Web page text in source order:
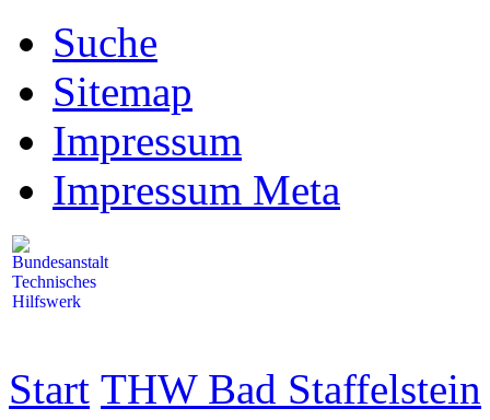
Suche
Sitemap
Impressum
Impressum Meta
Start THW Bad Staffelstein